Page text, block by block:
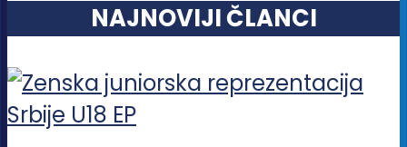
NAJNOVIJI ČLANCI